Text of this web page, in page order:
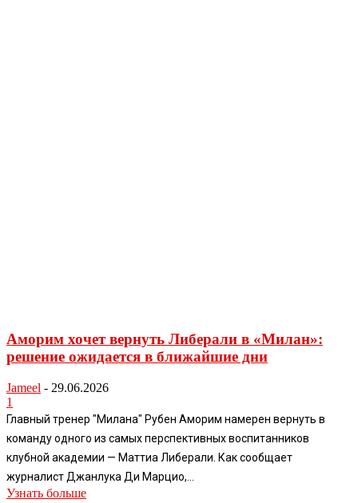
Аморим хочет вернуть Либерали в «Милан»:
решение ожидается в ближайшие дни
Jameel - 29.06.2026
1
Главный тренер "Милана" Рубен Аморим намерен вернуть в
команду одного из самых перспективных воспитанников
клубной академии — Маттиа Либерали. Как сообщает
журналист Джанлука Ди Марцио,...
Узнать больше